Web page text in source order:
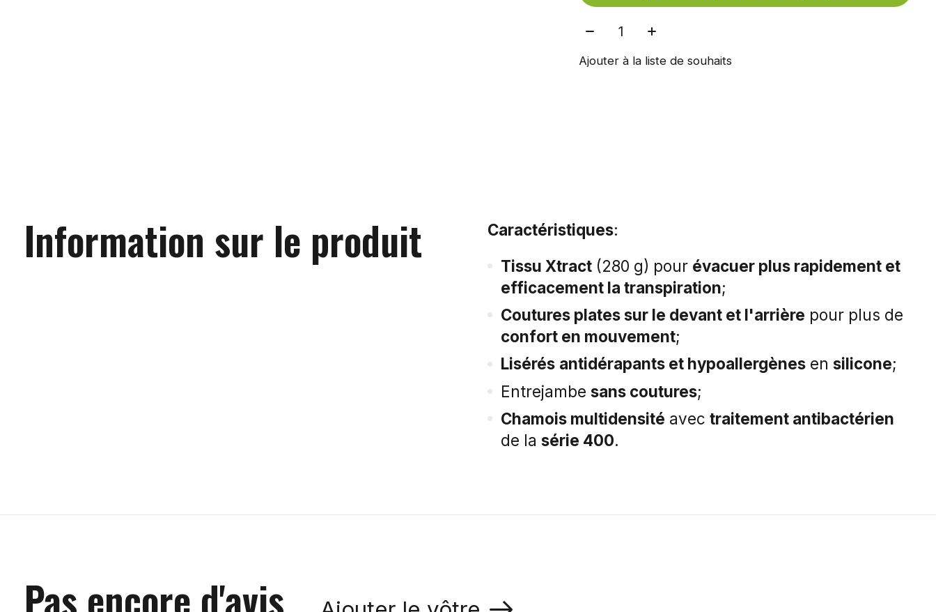
Quantité:
Ajouter à la liste de souhaits
Information sur le produit Caractéristiques:
Tissu Xtract(280 g) pour évacuer plus rapidement et
efficacement la transpiration;
Coutures plates sur le devant et l'arrière pour plus de
confort en mouvement;
Lisérés antidérapants et hypoallergènesen silicone;
Entrejambe sans coutures;
Chamois multidensité avec traitement antibactérien
de la série 400.
Pas encore d'avis